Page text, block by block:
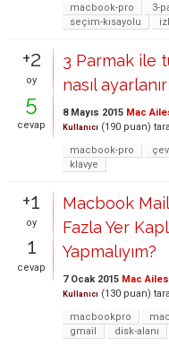
macbook-pro
3-
seçim-kısayolu
+2
oy
5
cevap
3 Parmak ile
nasıl
8 Mayıs 2015 Mac
Kullanıcı (190 puan)
macbook-pro
klavye
+1
oy
1
cevap
Macbook
Fazla Yer
Yapmalıyım?
7 Ocak 2015 Mac
Kullanıcı (130 puan)
macbookpro
gmail
disk-alanı